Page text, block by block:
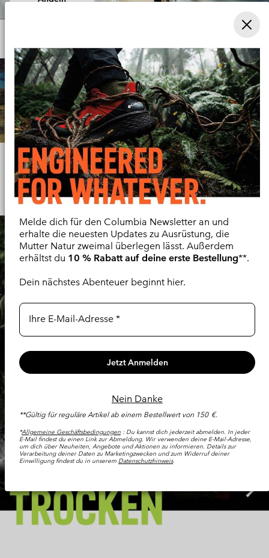
Melde dich für den Columbia Newsletter an und
erhalte die neuesten Updates zu Ausrüstung, die
Mutter Natur zweimal überlegen lässt. Außerdem
erhältst du 10 % Rabatt auf deine erste Bestellung**.
Dein nächstes Abenteuer beginnt hier.
Ihre E-Mail-Adresse
Jetzt Anmelden
Nein Danke
**Gültig für reguläre Artikel ab einem Bestellwert von 150 €.
*Allgemeine Geschäftsbedingungen : Du kannst dich jederzeit abmelden. In jeder
E-Mail findest du einen Link zur Abmeldung. Wir verwenden deine E-Mail-Adresse,
um dich über Neuheiten, Angebote und Aktionen zu informieren. Details zur
Verarbeitung deiner Daten zu Marketingzwecken und zum Widerruf deiner
Einwilligung findest du in unserem Datenschutzhinweis.
Trail-Tipps, Gear-Guides und Expertenwissen – alles, was du
brauchst, um länger, besser und mit mehr Selbstvertrauen zu
wandern.
Jetzt Entdecken
Ausrüstung für jedes Wetter
Previous
Slide
Next
Slide
Hiking collection